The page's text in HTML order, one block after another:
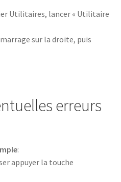
Utilitaires, lancer « Utilitaire
sur la droite, puis
erreurs
:
appuyer la touche